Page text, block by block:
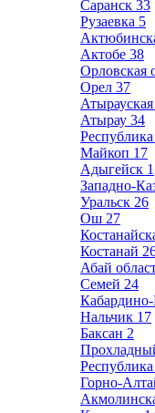
Саранск 33
Рузаевка 5
Актобе 38
Орловская
Орел 37
Атырауская
Атырау 34
Майкоп 17
Адыгейск 1
Западно-
Уральск 26
Ош 27
Костанай
Абай
Семей 24
Кабардино-
Нальчик 17
Баксан 2
Горно-